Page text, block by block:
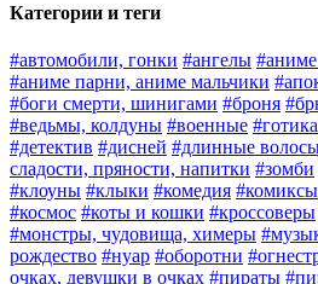
Категории и теги
#автомобили, гонки #ангелы
#аниме парни, аниме мальчики
#боги смерти, шинигами #броня
#ведьмы, колдуны #военные #готика
#детектив #дисней #длинные
сладости, пряности, напитки #зомби
#клоуны #клыки #комедия #комиксы
#космос #коты и кошки #кроссоверы
#монстры, чудовища, химеры
рождество #нуар #оборотни
очках, девушки в очках #пираты